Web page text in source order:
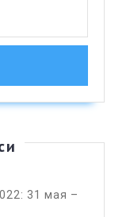
31 мая –